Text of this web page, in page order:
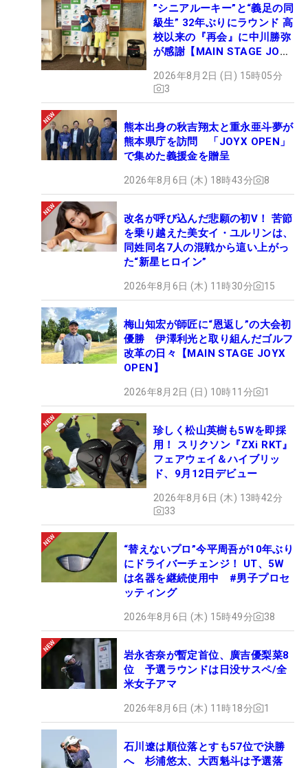
”シニアルーキー”と“義足の同
級生” 32年ぶりにラウンド 高
校以来の『再会』に中川勝弥
が感謝【MAIN STAGE JOYX
2026年8月2日 (日) 15時05分
3
熊本出身の秋吉翔太と重永亜斗夢が
熊本県庁を訪問 「JOYX OPEN」
で集めた義援金を贈呈
2026年8月6日 (木) 18時43分 8
改名が呼び込んだ悲願の初V！ 苦節
を乗り越えた美女イ・ユルリンは、
同姓同名7人の混戦から這い上がっ
た“新星ヒロイン”
2026年8月6日 (木) 11時30分 15
梅山知宏が師匠に“恩返し”の大会初
優勝 伊澤利光と取り組んだゴルフ
改革の日々【MAIN STAGE JOYX
OPEN】
2026年8月2日 (日) 10時11分 1
珍しく松山英樹も5Wを即採
用！ スリクソン『ZXi RKT』
フェアウェイ＆ハイブリッ
ド、9月12日デビュー
2026年8月6日 (木) 13時42分
33
“替えないプロ”今平周吾が10年ぶり
にドライバーチェンジ！ UT、5W
は名器を継続使用中 #男子プロセ
ッティング
2026年8月6日 (木) 15時49分 38
岩永杏奈が暫定首位、廣吉優梨菜8
位 予選ラウンドは日没サスペ/全
米女子アマ
2026年8月6日 (木) 11時18分 1
石川遼は順位落とすも57位で決勝
へ 杉浦悠太、大西魁斗は予選落